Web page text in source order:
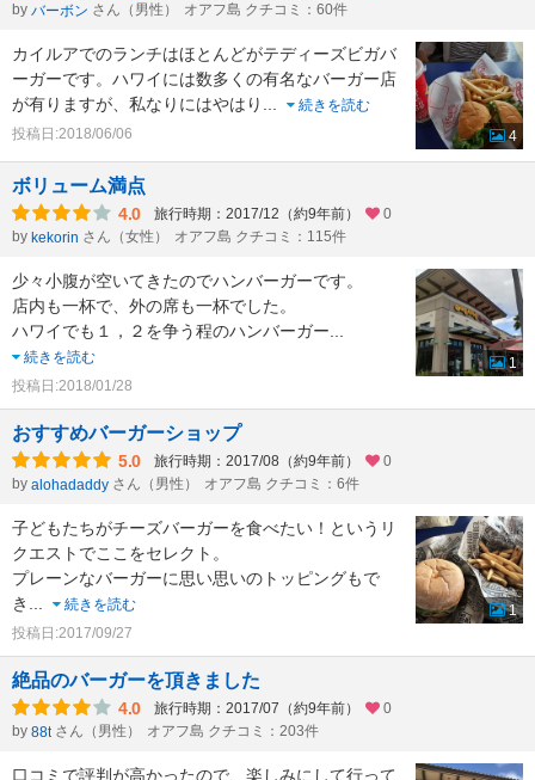
by バーボン さん（男性） オアフ島 クチコミ：60件
カイルアでのランチはほとんどがテディーズビガバ
ーガーです。ハワイには数多くの有名なバーガー店
が有りますが、私なりにはやはり ...
続きを読む
投稿日:2018/06/06
4
ボリューム満点
4.0 旅行時期：2017/12（約9年前）
0
by kekorin さん（女性） オアフ島 クチコミ：115件
少々小腹が空いてきたのでハンバーガーです。
店内も一杯で、外の席も一杯でした。
ハワイでも１，２を争う程のハンバーガー...
続きを読む
投稿日:2018/01/28
1
おすすめバーガーショップ
5.0 旅行時期：2017/08（約9年前）
0
by alohadaddy さん（男性） オアフ島 クチコミ：6件
子どもたちがチーズバーガーを食べたい！というリ
クエストでここをセレクト。
プレーンなバーガーに思い思いのトッピングもで
き ...
続きを読む
投稿日:2017/09/27
1
絶品のバーガーを頂きました
4.0 旅行時期：2017/07（約9年前）
0
by 88t さん（男性） オアフ島 クチコミ：203件
口コミで評判が高かったので、楽しみにして行って